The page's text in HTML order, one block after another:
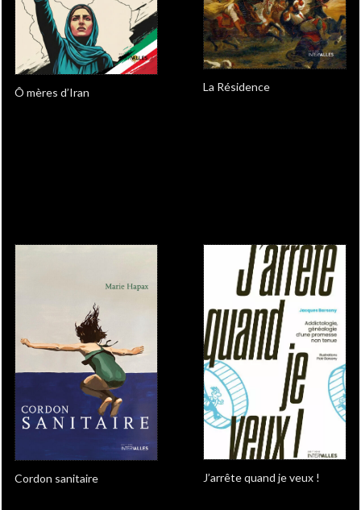
Ô mères d’Iran La Résidence
Cordon sanitaire J’arrête quand je veux !